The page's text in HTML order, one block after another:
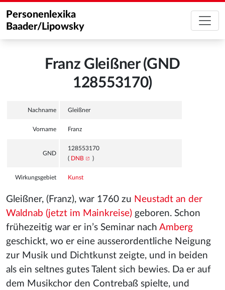
Personenlexika
Baader/Lipowsky
Franz Gleißner (GND
128553170)
Nachname Gleißner
Vorname Franz
GND
128553170
( DNB )
Wirkungsgebiet Kunst
Gleißner, (Franz), war 1760 zu Neustadt an der
Waldnab (jetzt im Mainkreise) geboren. Schon
frühezeitig war er in’s Seminar nach Amberg
geschickt, wo er eine ausserordentliche Neigung
zur Musik und Dichtkunst zeigte, und in beiden
als ein seltnes gutes Talent sich bewies. Da er auf
dem Musikchor den Contrebaß spielte, und